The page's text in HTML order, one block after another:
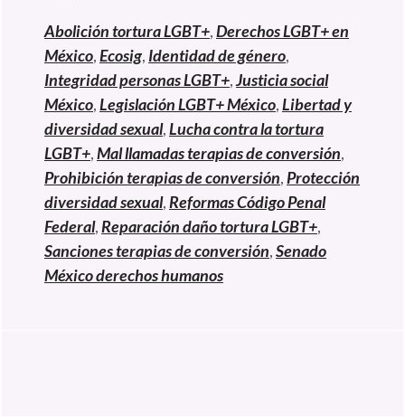
Abolición tortura LGBT+,Derechos LGBT+ en
México,Ecosig, Identidad de género,
Integridad personas LGBT+,Justicia social
México,Legislación LGBT+ México,Libertad y
diversidad sexual,Lucha contra la tortura
LGBT+,Mal llamadas terapias de conversión,
Prohibición terapias de conversión,Protección
diversidad sexual,Reformas Código Penal
Federal,Reparación daño tortura LGBT+,
Sanciones terapias de conversión,Senado
México derechos humanos